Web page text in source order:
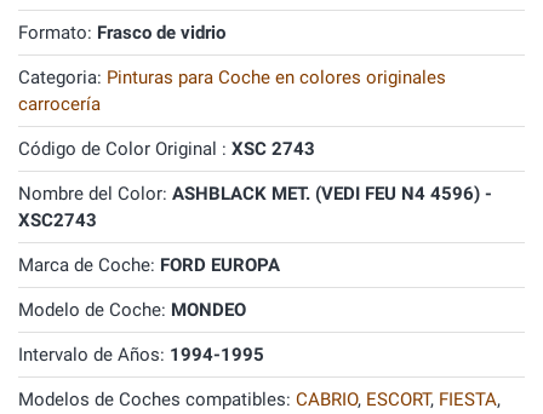
Formato: Frasco de vidrio
Categoria: Pinturas para Coche en colores originales
carrocería
Código de Color Original : XSC 2743
Nombre del Color: ASHBLACK MET. (VEDI FEU N4 4596) -
XSC2743
Marca de Coche: FORD EUROPA
Modelo de Coche: MONDEO
Intervalo de Años: 1994-1995
Modelos de Coches compatibles: CABRIO, ESCORT, FIESTA,